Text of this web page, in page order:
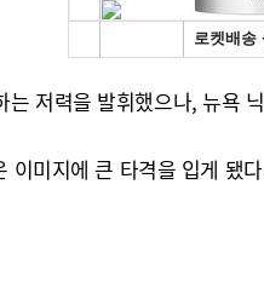
저력을 발휘했으나, 뉴욕
미지에 큰 타격을 입게